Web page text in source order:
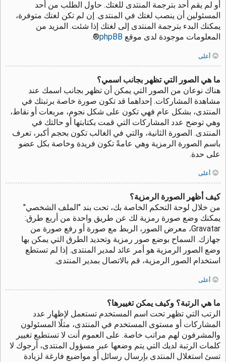
أو لم يقم أحد بترجمة المنتدى للغتك. حاول الطلب من أحد
المسئولين أن ينصب لغتك في المنتدى. إن لم تكن لغتك متوفرة،
يمكنك البدء بترجمة المنتدى إلى لغتك إذا شئت. المزيد من
المعلومات موجودة لدى موقع phpBB
®.
أعلى
ما هي الصور التي تظهر بجانب اسمي؟
هناك نوعان من الصور التي يمكن أن تظهر بجانب اسمك عند
مشاهدة المشاركات. إحداهما قد تكون صورة خاصة برتبتك في
المنتدى، بشكل عام فهي تكون على شكل نجوم، مربعات أو نقاط،
وهي توضح عدد المشاركات التي قمت بكتابتها أو حالتك في
المنتدى. الصورة الثانية، والتي في الغالب تكون بحجم أكبر، تعرف
باسم الصورة الرمزية وهي عامةً تكون فريدة وخاصة بكل عضو
على حدة.
أعلى
كيف أظهر الصورة الرمزية؟
من خلال لوحة التحكم الخاصة بك، تحت بند "الملف الشخصي"
يمكنك وضع صورة رمزية لك عن طريق واحدة من أربع طرق:
Gravatar، معرض الصور، الربط مع صورة أو رفع صورة من
جهازك. السماح بوضع صور رمزية وتحديد الطرق التي يمكن بها
وضع الصور الرمزية هو أمر عائد لمدير المنتدى. إذا لم تستطع
استخدام الصور الرمزية، قم بالاتصال بمدير المنتدى.
أعلى
ما هي الرتبة؟ وكيف يمكن تغييرها؟
الرتب التي تظهر تحت اسم المستخدم تستعمل لإظهار عدد
المشاركات أو مستوى المستخدم في المنتدى، مثلًا المسئولون
والمشرفون لهم مراتب خاصة. على العموم أنت لا تستطيع تغيير
كلمات الرتبة لديك التي يتم وضعها عبر مسؤول المنتدى، أرجوك لا
تسئ استغلال المنتدى بإرسال رسائل أو مواضيع فارغة لزيادة